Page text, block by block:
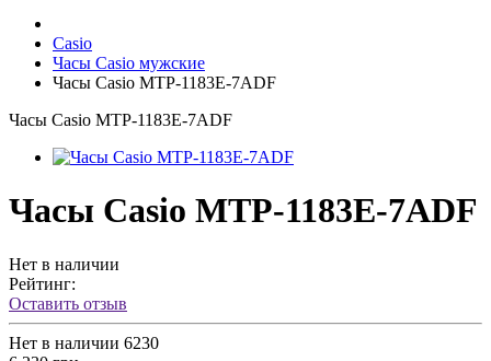
Casio
Часы Casio мужские
Часы Casio MTP-1183E-7ADF
Часы Casio MTP-1183E-7ADF
Часы Casio MTP-1183E-7ADF
Нет в наличии
Рейтинг:
Оставить отзыв
Нет в наличии 6230